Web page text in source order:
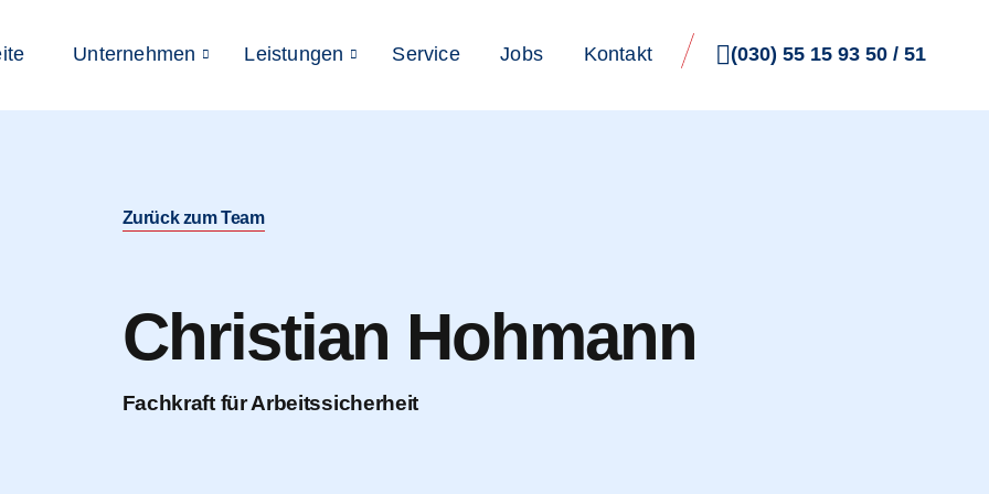
Unternehmen Leistungen Service Jobs Kontakt (030) 55 15 93 50 / 51
Zurück zum Team
Christian Hohmann
Fachkraft für Arbeitssicherheit